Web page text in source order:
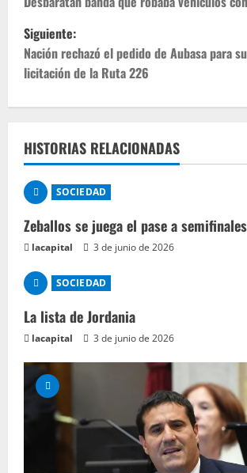
Siguiente:
Nación rechazó el pedido de Aubasa para
licitación de la Ruta 226
HISTORIAS RELACIONADAS
SOCIEDAD
Zeballos se juega el pase a semifinales
lacapital 3 de junio de 2026
SOCIEDAD
La lista de Jordania
lacapital 3 de junio de 2026